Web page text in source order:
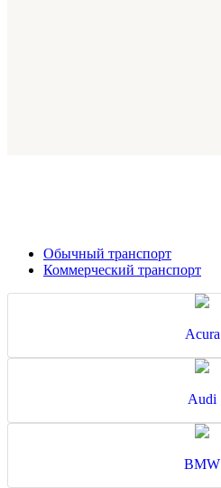
Обычный транспорт
Коммерческий транспорт
Acura
Audi
BMW